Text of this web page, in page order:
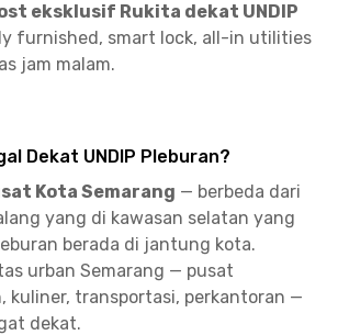
eksklusif Rukita dekat UNDIP
furnished, smart lock, all-in utilities
jam malam.
Dekat UNDIP Pleburan?
Kota Semarang — berbeda dari
yang di kawasan selatan yang
berada di jantung kota.
urban Semarang — pusat
kuliner, transportasi, perkantoran —
dekat.